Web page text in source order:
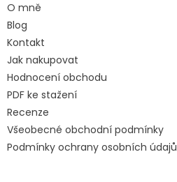
O mně
Blog
Kontakt
Jak nakupovat
Hodnocení obchodu
PDF ke stažení
Recenze
Všeobecné obchodní podmínky
Podmínky ochrany osobních údajů